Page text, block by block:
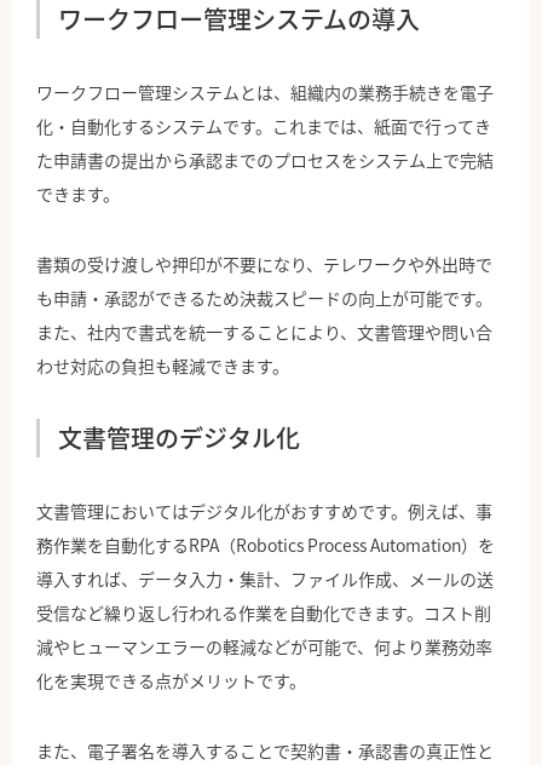
ワークフロー管理システムの導入
ワークフロー管理システムとは、組織内の業務手続きを電子
化・自動化するシステムです。これまでは、紙面で行ってき
た申請書の提出から承認までのプロセスをシステム上で完結
できます。
書類の受け渡しや押印が不要になり、テレワークや外出時で
も申請・承認ができるため決裁スピードの向上が可能です。
また、社内で書式を統一することにより、文書管理や問い合
わせ対応の負担も軽減できます。
文書管理のデジタル化
文書管理においてはデジタル化がおすすめです。例えば、事
務作業を自動化するRPA（Robotics Process Automation）を
導入すれば、データ入力・集計、ファイル作成、メールの送
受信など繰り返し行われる作業を自動化できます。コスト削
減やヒューマンエラーの軽減などが可能で、何より業務効率
化を実現できる点がメリットです。
また、電子署名を導入することで契約書・承認書の真正性と